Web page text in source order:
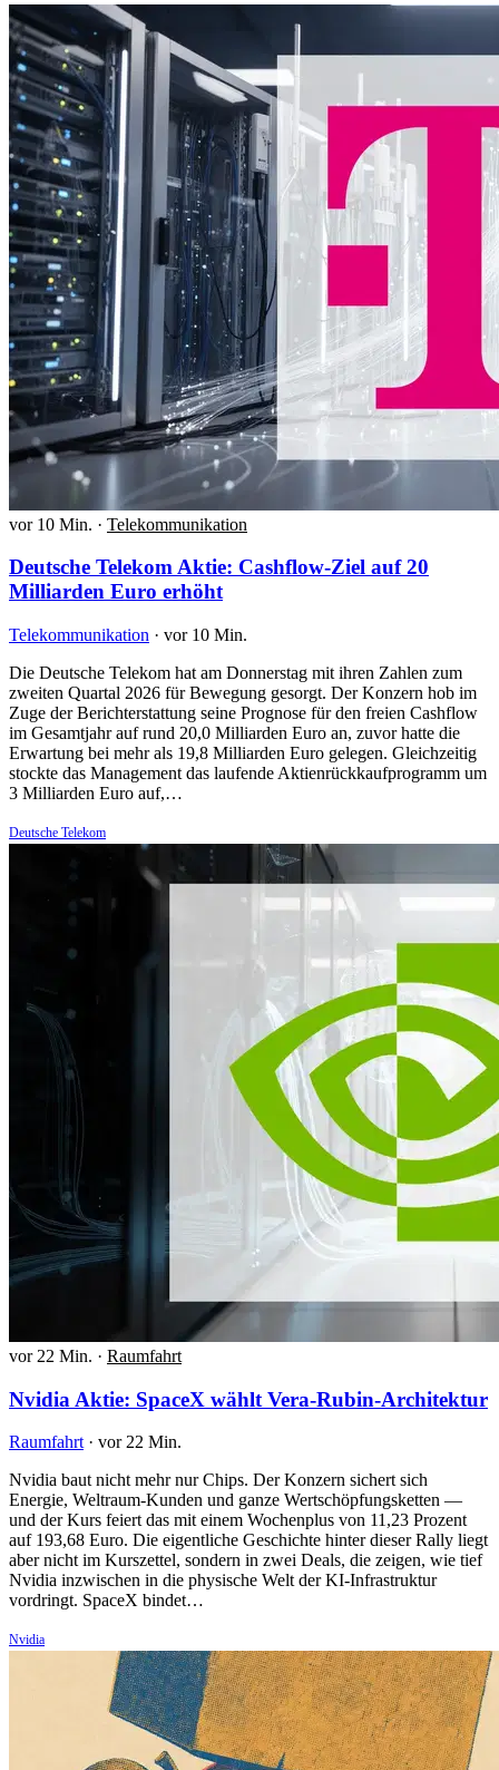
vor 10 Min. · Telekommunikation
Deutsche Telekom Aktie: Cashflow-Ziel auf 20
Milliarden Euro erhöht
Telekommunikation · vor 10 Min.
Die Deutsche Telekom hat am Donnerstag mit ihren Zahlen zum
zweiten Quartal 2026 für Bewegung gesorgt. Der Konzern hob im
Zuge der Berichterstattung seine Prognose für den freien Cashflow
im Gesamtjahr auf rund 20,0 Milliarden Euro an, zuvor hatte die
Erwartung bei mehr als 19,8 Milliarden Euro gelegen. Gleichzeitig
stockte das Management das laufende Aktienrückkaufprogramm um
3 Milliarden Euro auf,…
Deutsche Telekom
vor 22 Min. · Raumfahrt
Nvidia Aktie: SpaceX wählt Vera-Rubin-Architektur
Raumfahrt · vor 22 Min.
Nvidia baut nicht mehr nur Chips. Der Konzern sichert sich
Energie, Weltraum-Kunden und ganze Wertschöpfungsketten —
und der Kurs feiert das mit einem Wochenplus von 11,23 Prozent
auf 193,68 Euro. Die eigentliche Geschichte hinter dieser Rally liegt
aber nicht im Kurszettel, sondern in zwei Deals, die zeigen, wie tief
Nvidia inzwischen in die physische Welt der KI-Infrastruktur
vordringt. SpaceX bindet…
Nvidia